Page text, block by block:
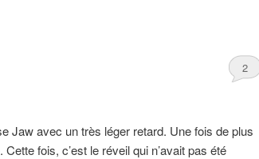
2
Jaw avec un très léger retard. Une fois de plus
fois, c’est le réveil qui n’avait pas été